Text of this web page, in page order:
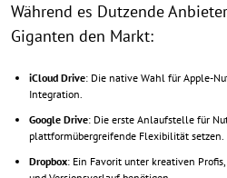
Während es Dutzende
Giganten den Markt:
iCloud Drive: Die native Wahl für Apple-
Integration.
Google Drive: Die erste Anlaufstelle für
plattformübergreifende Flexibilität setzen.
Dropbox: Ein Favorit unter kreativen